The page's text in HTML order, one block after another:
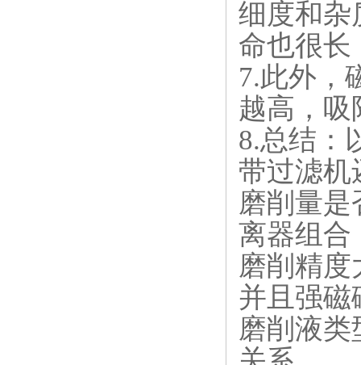
细度和杂
命也很长
7.此外，
越高，
8.总结：
带过滤机
磨削量
离器组合
磨削精
并且强磁
磨削液